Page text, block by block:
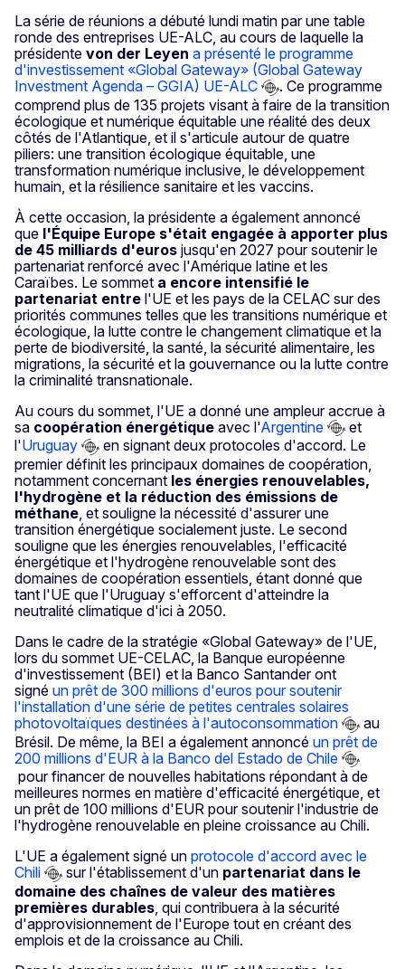
La série de réunions a débuté lundi matin par une table
ronde des entreprises UE-ALC, au cours de laquelle la
présidente von der Leyen a présenté le programme
d'investissement «Global Gateway» (Global Gateway
Investment Agenda – GGIA) UE-ALC
. Ce programme
comprend plus de 135 projets visant à faire de la transition
écologique et numérique équitable une réalité des deux
côtés de l'Atlantique, et il s'articule autour de quatre
piliers: une transition écologique équitable, une
transformation numérique inclusive, le développement
humain, et la résilience sanitaire et les vaccins.
À cette occasion, la présidente a également annoncé
que l'Équipe Europe s'était engagée à apporter plus
de 45 milliards d'euros jusqu'en 2027 pour soutenir le
partenariat renforcé avec l'Amérique latine et les
Caraïbes. Le sommet a encore intensifié le
partenariat entre l'UE et les pays de la CELAC sur des
priorités communes telles que les transitions numérique et
écologique, la lutte contre le changement climatique et la
perte de biodiversité, la santé, la sécurité alimentaire, les
migrations, la sécurité et la gouvernance ou la lutte contre
la criminalité transnationale.
Au cours du sommet, l'UE a donné une ampleur accrue à
sa coopération énergétique avec l'Argentine
et
l'Uruguay
en signant deux protocoles d'accord. Le
premier définit les principaux domaines de coopération,
notamment concernant les énergies renouvelables,
l'hydrogène et la réduction des émissions de
méthane , et souligne la nécessité d'assurer une
transition énergétique socialement juste. Le second
souligne que les énergies renouvelables, l'efficacité
énergétique et l'hydrogène renouvelable sont des
domaines de coopération essentiels, étant donné que
tant l'UE que l'Uruguay s'efforcent d'atteindre la
neutralité climatique d'ici à 2050.
Dans le cadre de la stratégie «Global Gateway» de l'UE,
lors du sommet UE-CELAC, la Banque européenne
d'investissement (BEI) et la Banco Santander ont
signé un prêt de 300 millions d'euros pour soutenir
l'installation d'une série de petites centrales solaires
photovoltaïques destinées à l'autoconsommation
au
Brésil. De même, la BEI a également annoncé un prêt de
200 millions d'EUR à la Banco del Estado de Chile
pour financer de nouvelles habitations répondant à de
meilleures normes en matière d'efficacité énergétique, et
un prêt de 100 millions d'EUR pour soutenir l'industrie de
l'hydrogène renouvelable en pleine croissance au Chili.
L'UE a également signé un protocole d'accord avec le
Chili
sur l'établissement d'un partenariat dans le
domaine des chaînes de valeur des matières
premières durables , qui contribuera à la sécurité
d'approvisionnement de l'Europe tout en créant des
emplois et de la croissance au Chili.